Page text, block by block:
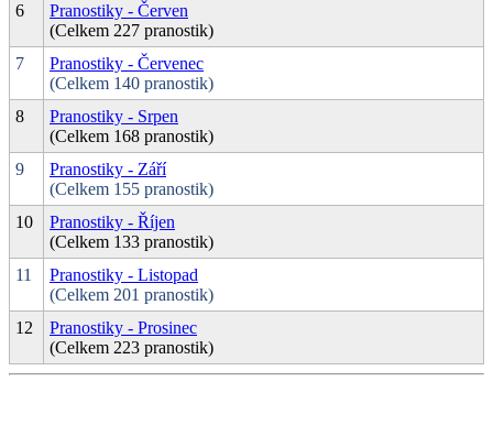
6
Pranostiky - Červen
(Celkem 227 pranostik)
7
Pranostiky - Červenec
(Celkem 140 pranostik)
8
Pranostiky - Srpen
(Celkem 168 pranostik)
9
Pranostiky - Září
(Celkem 155 pranostik)
10
Pranostiky - Říjen
(Celkem 133 pranostik)
11
Pranostiky - Listopad
(Celkem 201 pranostik)
12
Pranostiky - Prosinec
(Celkem 223 pranostik)